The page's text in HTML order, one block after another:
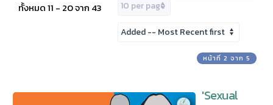
ทั้งหมด 11 - 20 จาก 43
หน้าที่ 2 จาก 5
'Sexual